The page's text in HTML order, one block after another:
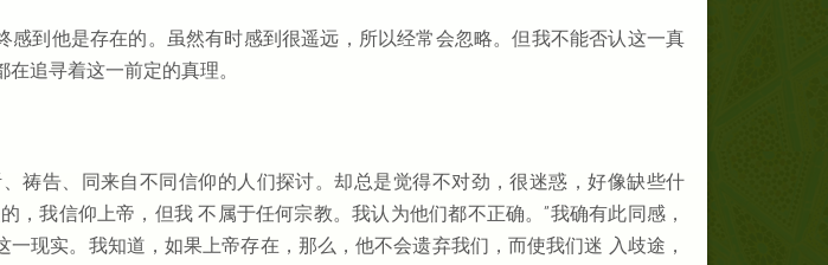
感到他是存在的。虽然有时感到很遥远，所以经常会忽略。但我不能否认这一真
追寻着这一前定的真理。
祷告、同来自不同信仰的人们探讨。却总是觉得不对劲，很迷惑，好像缺些什
，我信仰上帝，但我 不属于任何宗教。我认为他们都不正确。”我确有此同感，
现实。我知道，如果上帝存在，那么，他不会遗弃我们，而使我们迷 入歧途，